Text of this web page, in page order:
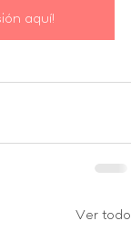
aquí!
Ver todo